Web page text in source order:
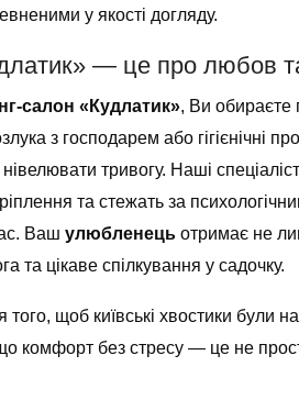
у якості догляду.
— це про любов
салон «Кудлатик», Ви обираєте
з господарем або гігієнічні
тривогу. Наші
та стежать за
Ваш улюбленець отримає не
та цікаве спілкування у садочку.
щоб київські хвостики були
комфорт без стресу — це не